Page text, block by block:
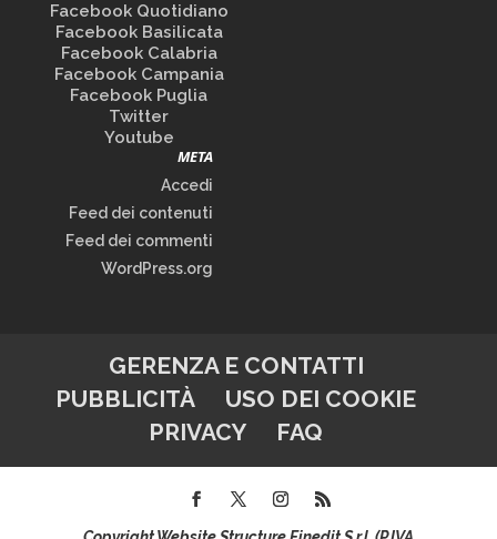
Facebook Quotidiano
Facebook Basilicata
Facebook Calabria
Facebook Campania
Facebook Puglia
Twitter
Youtube
META
Accedi
Feed dei contenuti
Feed dei commenti
WordPress.org
GERENZA E CONTATTI
PUBBLICITÀ
USO DEI COOKIE
PRIVACY
FAQ